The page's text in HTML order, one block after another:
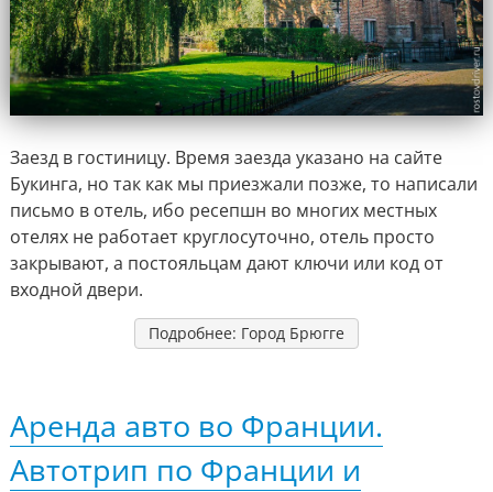
Заезд в гостиницу. Время заезда указано на сайте
Букинга, но так как мы приезжали позже, то написали
письмо в отель, ибо ресепшн во многих местных
отелях не работает круглосуточно, отель просто
закрывают, а постояльцам дают ключи или код от
входной двери.
Подробнее: Город Брюгге
Аренда авто во Франции.
Автотрип по Франции и